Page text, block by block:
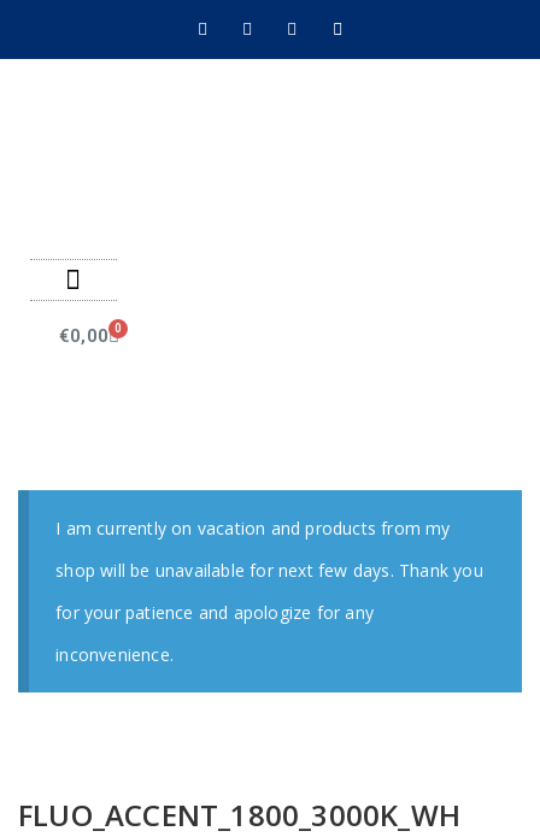
€0,00 0
I am currently on vacation and products from my
shop will be unavailable for next few days. Thank you
for your patience and apologize for any
inconvenience.
FLUO_ACCENT_1800_3000K_WH